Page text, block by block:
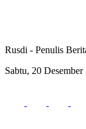
Rusdi - Penulis
Sabtu, 20